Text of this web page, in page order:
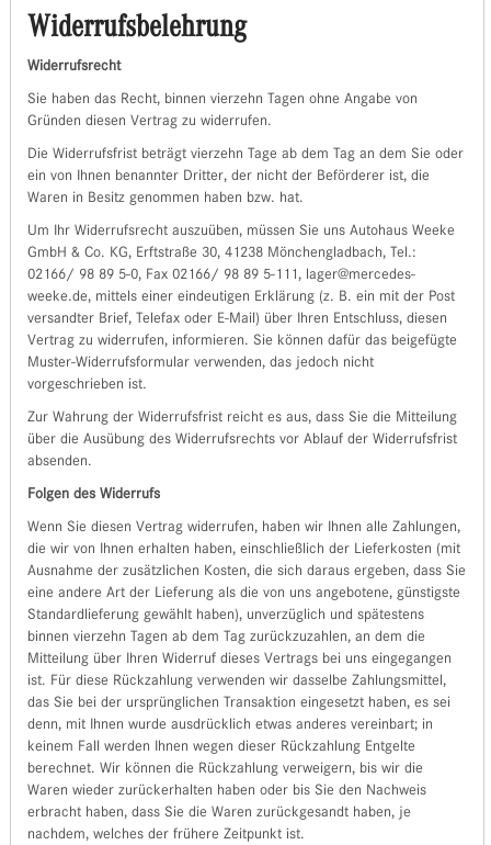
Widerrufsbelehrung
Widerrufsrecht
Sie haben das Recht, binnen vierzehn Tagen ohne Angabe von
Gründen diesen Vertrag zu widerrufen.
Die Widerrufsfrist beträgt vierzehn Tage ab dem Tag an dem Sie oder
ein von Ihnen benannter Dritter, der nicht der Beförderer ist, die
Waren in Besitz genommen haben bzw. hat.
Um Ihr Widerrufsrecht auszuüben, müssen Sie uns Autohaus Weeke
GmbH & Co. KG, Erftstraße 30, 41238 Mönchengladbach, Tel.:
02166/ 98 89 5-0, Fax 02166/ 98 89 5-111, lager@mercedes-
weeke.de, mittels einer eindeutigen Erklärung (z. B. ein mit der Post
versandter Brief, Telefax oder E-Mail) über Ihren Entschluss, diesen
Vertrag zu widerrufen, informieren. Sie können dafür das beigefügte
Muster-Widerrufsformular verwenden, das jedoch nicht
vorgeschrieben ist.
Zur Wahrung der Widerrufsfrist reicht es aus, dass Sie die Mitteilung
über die Ausübung des Widerrufsrechts vor Ablauf der Widerrufsfrist
absenden.
Folgen des Widerrufs
Wenn Sie diesen Vertrag widerrufen, haben wir Ihnen alle Zahlungen,
die wir von Ihnen erhalten haben, einschließlich der Lieferkosten (mit
Ausnahme der zusätzlichen Kosten, die sich daraus ergeben, dass Sie
eine andere Art der Lieferung als die von uns angebotene, günstigste
Standardlieferung gewählt haben), unverzüglich und spätestens
binnen vierzehn Tagen ab dem Tag zurückzuzahlen, an dem die
Mitteilung über Ihren Widerruf dieses Vertrags bei uns eingegangen
ist. Für diese Rückzahlung verwenden wir dasselbe Zahlungsmittel,
das Sie bei der ursprünglichen Transaktion eingesetzt haben, es sei
denn, mit Ihnen wurde ausdrücklich etwas anderes vereinbart; in
keinem Fall werden Ihnen wegen dieser Rückzahlung Entgelte
berechnet. Wir können die Rückzahlung verweigern, bis wir die
Waren wieder zurückerhalten haben oder bis Sie den Nachweis
erbracht haben, dass Sie die Waren zurückgesandt haben, je
nachdem, welches der frühere Zeitpunkt ist.